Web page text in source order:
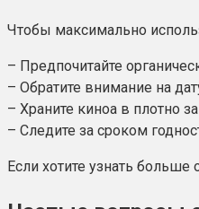
Чтобы максимально
– Предпочитайте
– Обратите внимание на
– Храните киноа в плотно
– Следите за сроком
Если хотите узнать